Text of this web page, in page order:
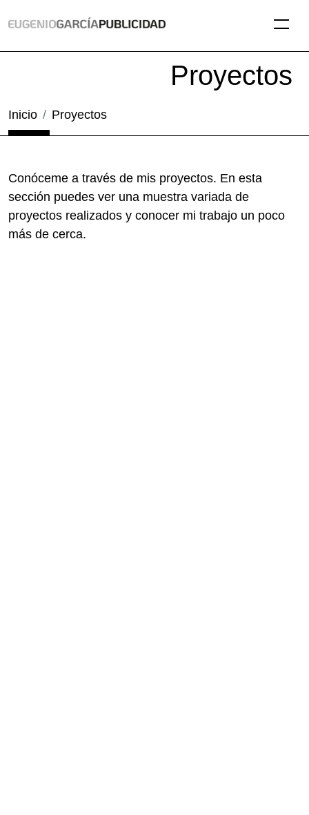
Proyectos
Inicio Proyectos
Conóceme a través de mis proyectos. En esta
sección puedes ver una muestra variada de
proyectos realizados y conocer mi trabajo un poco
más de cerca.